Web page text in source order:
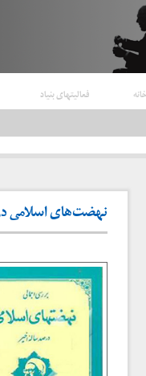
خانه فعالیتهای بنیاد
نهضت‌های اسلامی در